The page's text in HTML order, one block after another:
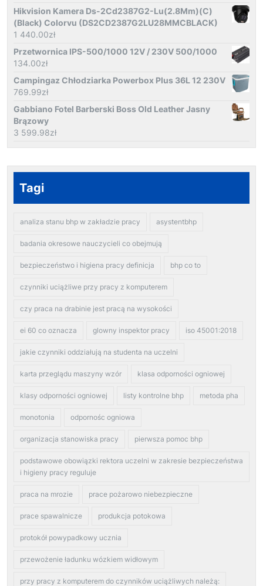
Hikvision Kamera Ds-2Cd2387G2-Lu(2.8Mm)(C)
(Black) Colorvu (DS2CD2387G2LU28MMCBLACK)
1 440.00zł
Przetwornica IPS-500/1000 12V / 230V 500/1000
134.00zł
Campingaz Chłodziarka Powerbox Plus 36L 12 230V
769.99zł
Gabbiano Fotel Barberski Boss Old Leather Jasny
Brązowy
3 599.98zł
Tagi
analiza stanu bhp w zakładzie pracy asystentbhp
badania okresowe nauczycieli co obejmują
bezpieczeństwo i higiena pracy definicja bhp co to
czynniki uciążliwe przy pracy z komputerem
czy praca na drabinie jest pracą na wysokości
ei 60 co oznacza glowny inspektor pracy iso 45001:2018
jakie czynniki oddziałują na studenta na uczelni
karta przeglądu maszyny wzór klasa odporności ogniowej
klasy odporności ogniowej listy kontrolne bhp metoda pha
monotonia odpornośc ogniowa
organizacja stanowiska pracy pierwsza pomoc bhp
podstawowe obowiązki rektora uczelni w zakresie bezpieczeństwa
i higieny pracy reguluje
praca na mrozie prace pożarowo niebezpieczne
prace spawalnicze produkcja potokowa
protokół powypadkowy ucznia
przewożenie ładunku wózkiem widłowym
przy pracy z komputerem do czynników uciążliwych należą: